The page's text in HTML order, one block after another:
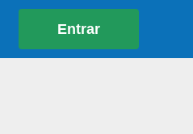
Entrar